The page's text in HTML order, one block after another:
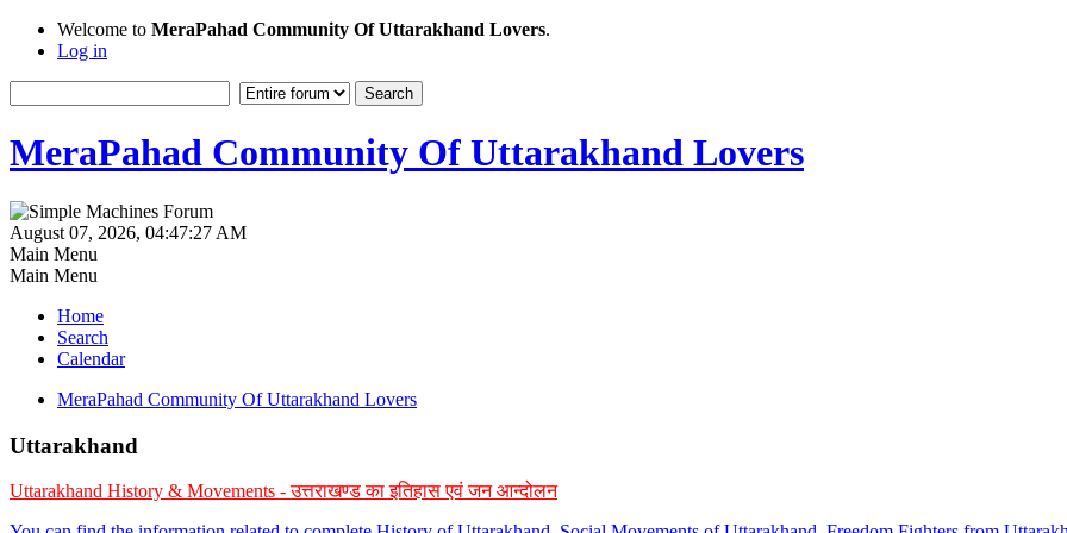
Welcome to MeraPahad Community Of Uttarakhand Lovers.
Log in
MeraPahad Community Of Uttarakhand Lovers
August 07, 2026, 04:47:27 AM
Main Menu
Main Menu
Home
Search
Calendar
MeraPahad Community Of Uttarakhand Lovers
Uttarakhand
Uttarakhand History & Movements - उत्तराखण्ड का इतिहास एवं जन आन्दोलन